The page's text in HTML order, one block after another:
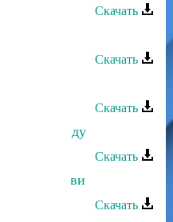
Скачать
Скачать
ревную
Скачать
тобой пойду
Скачать
плену любви
Скачать